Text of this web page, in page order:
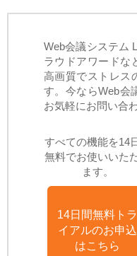
Web会議システム
ラウドアワードな
高画質でストレス
す。今ならWeb会
お気軽にお問い合
すべての機能を14
無料でお使いいた
ます。
14日間無料トラ
イアルのお申込
はこちら